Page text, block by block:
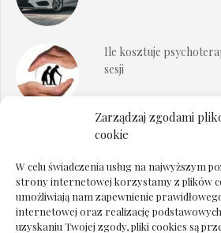
Zarządzaj zgodami
cookie
W celu świadczenia usług na najwyższym
strony internetowej korzystamy z plików
umożliwiają nam zapewnienie
internetowej oraz realizację
uzyskaniu Twojej zgody, pliki cookies są
Ile kosztuje
sesji
Dokumenty do odbioru
Deska podłogowa do